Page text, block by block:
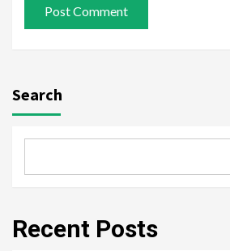
Search
Recent Posts